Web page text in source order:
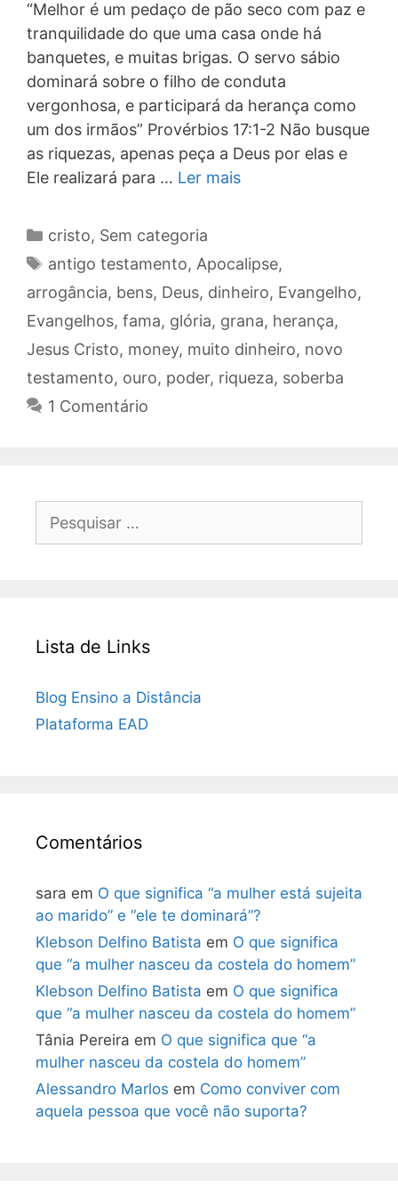
“Melhor é um pedaço de pão seco com paz e
tranquilidade do que uma casa onde há
banquetes, e muitas brigas. O servo sábio
dominará sobre o filho de conduta
vergonhosa, e participará da herança como
um dos irmãos” Provérbios 17:1-2 Não busque
as riquezas, apenas peça a Deus por elas e
Ele realizará para … Ler mais
Categorias
cristo, Sem categoria
Tags
antigo testamento, Apocalipse,
arrogância, bens, Deus, dinheiro, Evangelho,
Evangelhos, fama, glória, grana, herança,
Jesus Cristo, money, muito dinheiro, novo
testamento, ouro, poder, riqueza, soberba
1 Comentário
por:
Lista de Links
Blog Ensino a Distância
Plataforma EAD
Comentários
sara em O que significa “a mulher está sujeita
ao marido” e “ele te dominará”?
Klebson Delfino Batista em O que significa
que “a mulher nasceu da costela do homem”
Klebson Delfino Batista em O que significa
que “a mulher nasceu da costela do homem”
Tânia Pereira em O que significa que “a
mulher nasceu da costela do homem”
Alessandro Marlos em Como conviver com
aquela pessoa que você não suporta?